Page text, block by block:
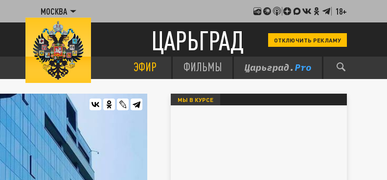
МОСКВА 18+
ЦАРЬГРАД ОТКЛЮЧИТЬ РЕКЛАМУ
ЭФИР ФИЛЬМЫ
МЫ В КУРСЕ